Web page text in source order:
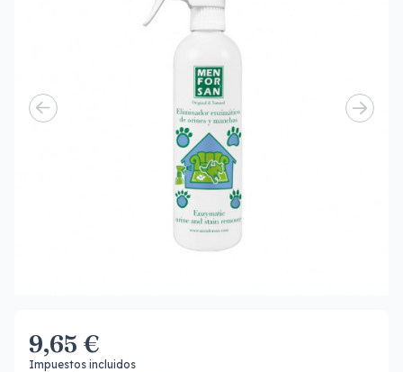
9,65 €
Impuestos incluidos